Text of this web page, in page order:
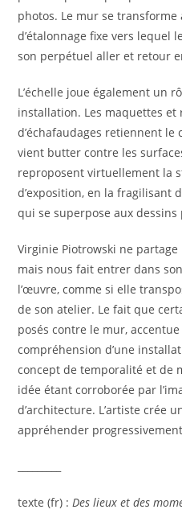
photos. Le mur se
d’étalonnage fixe vers lequel
son perpétuel aller et retour
L’échelle joue également un
installation. Les maquettes
d’échafaudages retiennent
vient butter contre les
reproposent virtuellement la
d’exposition, en la fragilisant
qui se superpose aux
Virginie Piotrowski ne
mais nous fait entrer dans
l’œuvre, comme si elle
de son atelier. Le fait que
posés contre le mur,
compréhension d’une
concept de temporalité et de
idée étant corroborée par
d’architecture. L’artiste crée
appréhender
texte (fr) :Des lieux et des